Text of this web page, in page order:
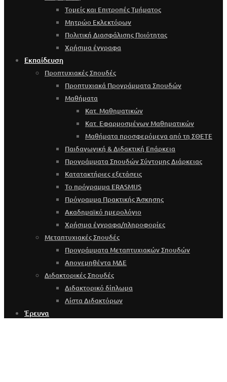
Τομείς και Επιτροπές Τμήματος
Μητρώο Εκλεκτόρων
Πολιτική Διασφάλισης Ποιότητας
Χρήσιμα έγγραφα
Εκπαίδευση
Προπτυχιακές Σπουδές
Προπτυχιακά Προγράμματα Σπουδών
Μαθήματα
Κατ. Μαθηματικών
Κατ. Εφαρμοσμένων Μαθηματικών
Μαθήματα προσφερόμενα από τη ΣΘΕΤΕ
Παιδαγωγική & Διδακτική Επάρκεια
Προγράμματα Σπουδών Σύντομης Διάρκειας
Κατατακτήριες εξετάσεις
Το πρόγραμμα ERASMUS
Πρόγραμμα Πρακτικής Άσκησης
Ακαδημαϊκό ημερολόγιο
Χρήσιμα έγγραφα/πληροφορίες
Μεταπτυχιακές Σπουδές
Προγράμματα Μεταπτυχιακών Σπουδών
Απονεμηθέντα ΜΔΕ
Διδακτορικές Σπουδές
Διδακτορικό δίπλωμα
Λίστα Διδακτόρων
Έρευνα